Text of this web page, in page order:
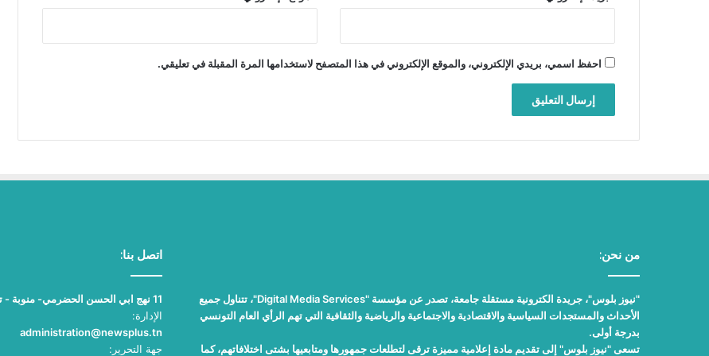
احفظ اسمي، بريدي الإلكتروني، والموقع الإلكتروني في هذا المتصفح لاستخدامها المرة المقبلة في تعليقي.
من نحن:
"نيوز بلوس"، جريدة الكترونية مستقلة جامعة، تصدر عن مؤسسة "Digital Media Services"، تتناول جميع
الأحداث والمستجدات السياسية والاقتصادية والاجتماعية والرياضية والثقافية التي تهم الرأي العام التونسي
بدرجة أولى.
تسعى "نيوز بلوس" إلى تقديم مادة إعلامية مميزة ترقى لتطلعات جمهورها ومتابعيها بشتى اختلافاتهم، كما
اتصل بنا:
11 نهج ابي الحسن الحضرمي- منوبة - تونس
الإدارة:
administration@newsplus.tn
جهة التحرير: